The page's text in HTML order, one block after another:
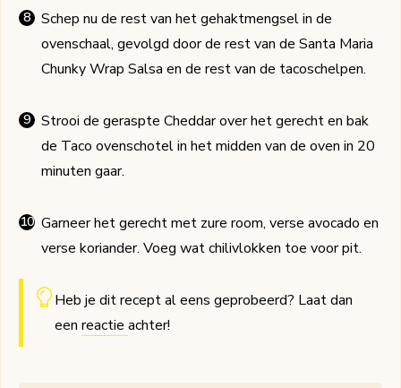
Schep nu de rest van het gehaktmengsel in de
ovenschaal, gevolgd door de rest van de Santa Maria
Chunky Wrap Salsa en de rest van de tacoschelpen.
Strooi de geraspte Cheddar over het gerecht en bak
de Taco ovenschotel in het midden van de oven in 20
minuten gaar.
Garneer het gerecht met zure room, verse avocado en
verse koriander. Voeg wat chilivlokken toe voor pit.
Heb je dit recept al eens geprobeerd? Laat dan
een reactie achter!